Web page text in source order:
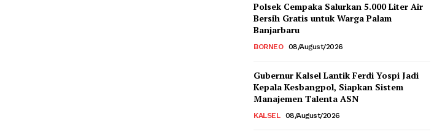
Polsek Cempaka Salurkan 5.000 Liter Air
Bersih Gratis untuk Warga Palam
Banjarbaru
BORNEO 08/August/2026
Gubernur Kalsel Lantik Ferdi Yospi Jadi
Kepala Kesbangpol, Siapkan Sistem
Manajemen Talenta ASN
KALSEL 08/August/2026